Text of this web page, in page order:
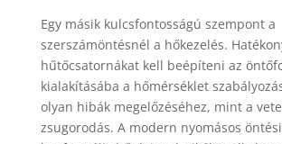
Egy másik kulcsfontosságú szempont a
szerszámöntésnél a hőkezelés.
hűtőcsatornákat kell beépíteni az
kialakításába a hőmérséklet
olyan hibák megelőzéséhez, mint a
zsugorodás. A modern nyomásos